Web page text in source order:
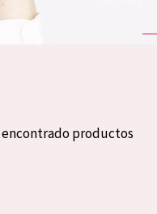
encontrado productos